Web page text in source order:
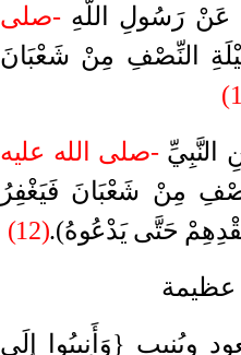
عَنْ رَسُولِ اللَّهِ -صلى
النِّصْفِ مِنْ شَعْبَانَ
النَّبِيِّ-صلى الله عليه
مِنْ شَعْبَانَ فَيَغْفِرُ
حَتَّى يَدْعُوهُ).
(12)
عظيمة
{وَأَنِيبُوا إِلَى